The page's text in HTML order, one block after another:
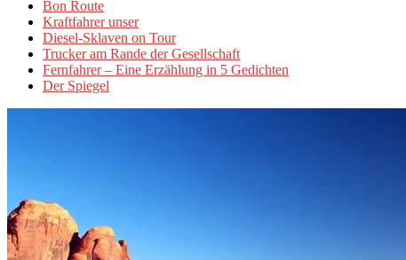
Bon Route
Kraftfahrer unser
Diesel-Sklaven on Tour
Trucker am Rande der Gesellschaft
Fernfahrer – Eine Erzählung in 5 Gedichten
Der Spiegel